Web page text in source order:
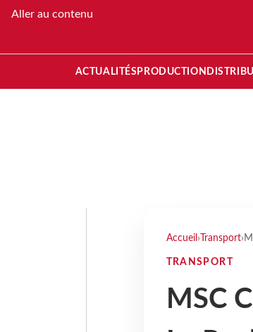
Aller au contenu
ACTUALITÉS PRODUCTION
Accueil › Transport›
TRANSPORT
MSC